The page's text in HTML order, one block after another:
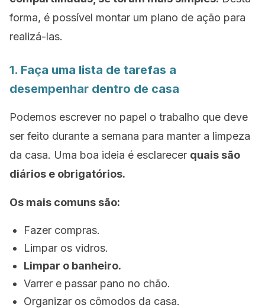
forma, é possível montar um plano de ação para
realizá-las.
1. Faça uma lista de tarefas a
desempenhar dentro de casa
Podemos escrever no papel o trabalho que deve
ser feito durante a semana para manter a limpeza
da casa. Uma boa ideia é esclarecer quais são
diários e obrigatórios.
Os mais comuns são:
Fazer compras.
Limpar os vidros.
Limpar o banheiro.
Varrer e passar pano no chão.
Organizar os cômodos da casa.